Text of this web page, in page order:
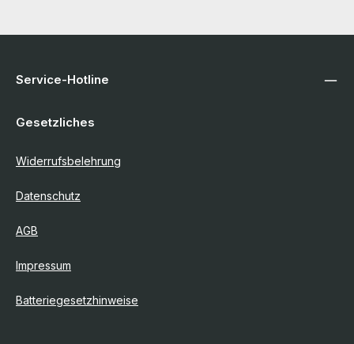
Service-Hotline
Gesetzliches
Widerrufsbelehrung
Datenschutz
AGB
Impressum
Batteriegesetzhinweise